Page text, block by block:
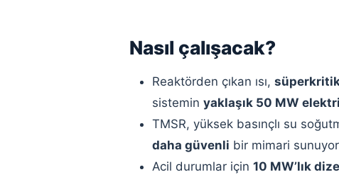
Nasıl çalışacak?
Reaktörden çıkan ısı,
sistemin yaklaşık 50 MW
TMSR, yüksek basınçlı su
daha güvenli bir mimari
Acil durumlar için 10 MW’lık